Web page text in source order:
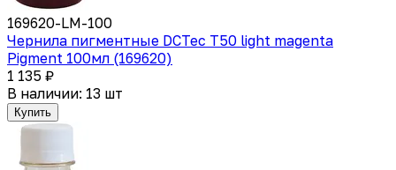
169620-LM-100
Чернила пигментные DCTec T50 light magenta
Pigment 100мл (169620)
1 135 ₽
В наличии: 13 шт
Купить